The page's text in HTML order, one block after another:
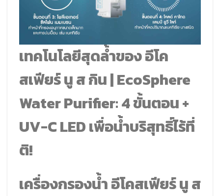
เทคโนโลยีสุดล้ำของ อีโค
สเฟียร์ นู ส กิน | EcoSphere
Water Purifier: 4 ขั้นตอน +
UV-C LED เพื่อน้ำบริสุทธิ์ไร้ที่
ติ!
เครื่องกรองน้ำ อีโคสเฟียร์ นู ส